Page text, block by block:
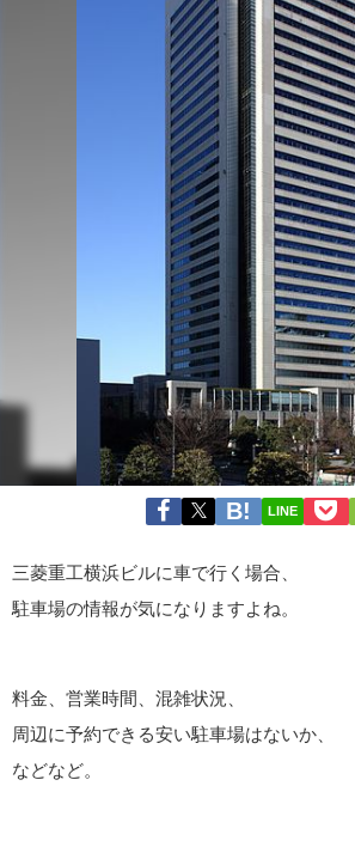
LINE
三菱重工横浜ビルに車で行く場合、
駐車場の情報が気になりますよね。
料金、営業時間、混雑状況、
周辺に予約できる安い駐車場はないか、
などなど。